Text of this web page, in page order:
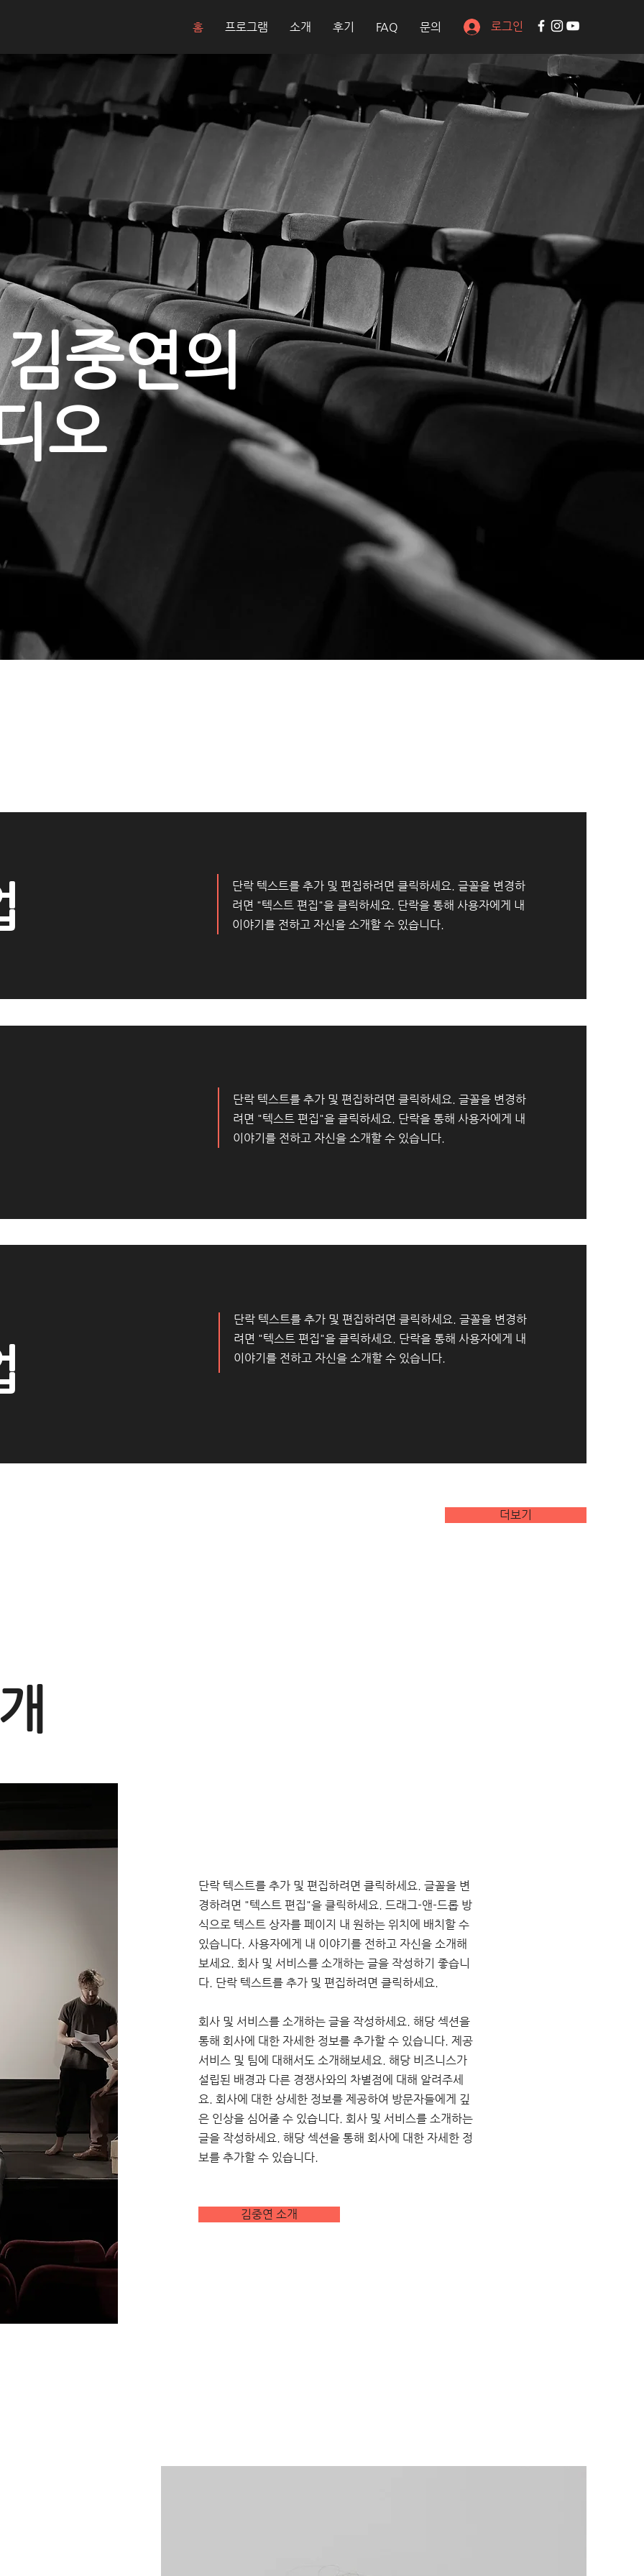
홈 프로그램 소개 후기 FAQ 문의 로그인
중연의
오
단락 텍스트를 추가 및 편집하려면 클릭하세요. 글꼴을 변경하
려면 "텍스트 편집"을 클릭하세요. 단락을 통해 사용자에게 내
이야기를 전하고 자신을 소개할 수 있습니다.
단락 텍스트를 추가 및 편집하려면 클릭하세요. 글꼴을 변경하
려면 "텍스트 편집"을 클릭하세요. 단락을 통해 사용자에게 내
이야기를 전하고 자신을 소개할 수 있습니다.
단락 텍스트를 추가 및 편집하려면 클릭하세요. 글꼴을 변경하
려면 "텍스트 편집"을 클릭하세요. 단락을 통해 사용자에게 내
이야기를 전하고 자신을 소개할 수 있습니다.
더보기
단락 텍스트를 추가 및 편집하려면 클릭하세요. 글꼴을 변
경하려면 "텍스트 편집"을 클릭하세요. 드래그-앤-드롭 방
식으로 텍스트 상자를 페이지 내 원하는 위치에 배치할 수
있습니다. 사용자에게 내 이야기를 전하고 자신을 소개해
보세요. 회사 및 서비스를 소개하는 글을 작성하기 좋습니
다. 단락 텍스트를 추가 및 편집하려면 클릭하세요.
​회사 및 서비스를 소개하는 글을 작성하세요. 해당 섹션을
통해 회사에 대한 자세한 정보를 추가할 수 있습니다. 제공
서비스 및 팀에 대해서도 소개해보세요. 해당 비즈니스가
설립된 배경과 다른 경쟁사와의 차별점에 대해 알려주세
요. 회사에 대한 상세한 정보를 제공하여 방문자들에게 깊
은 인상을 심어줄 수 있습니다. 회사 및 서비스를 소개하는
글을 작성하세요. 해당 섹션을 통해 회사에 대한 자세한 정
보를 추가할 수 있습니다.
김중연 소개